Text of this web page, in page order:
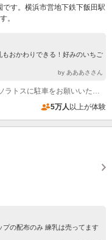
す。横浜市営地下鉄下飯田駅
。
おかわりできる！好みのいちご
by あああささん
5万人 以上が体験
の配布のみ 練乳は売ってます